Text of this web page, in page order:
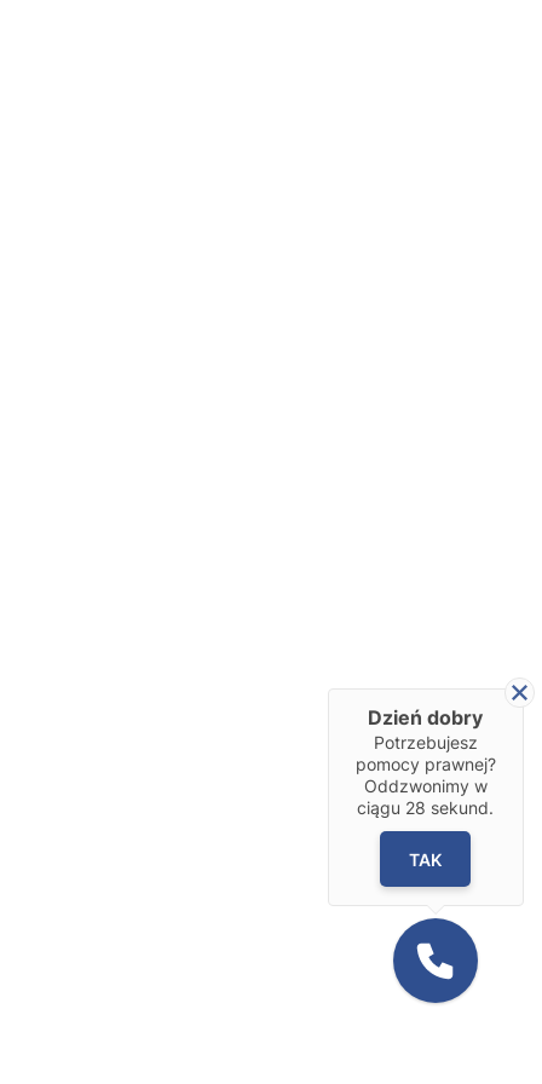
Dzień dobry
Potrzebujesz
pomocy prawnej?
Oddzwonimy w
ciągu 28 sekund.
TAK